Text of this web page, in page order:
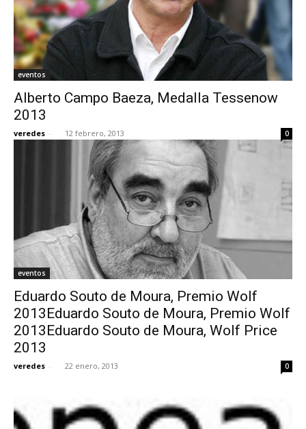
eventos
Alberto Campo Baeza, Medalla Tessenow
2013
veredes - 12 febrero, 2013 0
eventos
Eduardo Souto de Moura, Premio Wolf
2013Eduardo Souto de Moura, Premio Wolf
2013Eduardo Souto de Moura, Wolf Price
2013
veredes - 22 enero, 2013 0